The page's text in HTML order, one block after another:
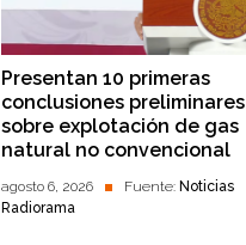
Presentan 10 primeras
conclusiones preliminares
sobre explotación de gas
natural no convencional
agosto 6, 2026 Fuente: Noticias
Radiorama